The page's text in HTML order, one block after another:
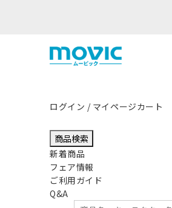
ログイン / マイページカート
商品検索
新着商品
フェア情報
ご利用ガイド
Q&A